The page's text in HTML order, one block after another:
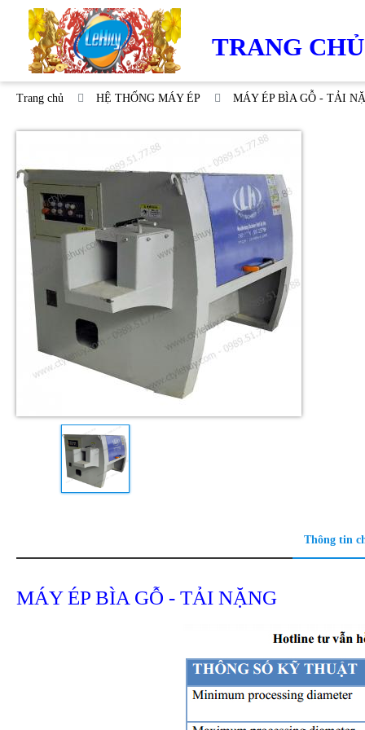
TRANG CHỦ
Trang chủ HỆ THỐNG MÁY ÉP MÁY ÉP BÌA GỖ - TẢI
Thông tin
MÁY ÉP BÌA GỖ - TẢI NẶNG